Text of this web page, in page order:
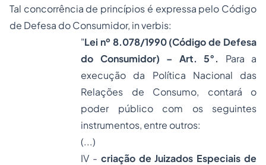
Tal concorrência de princípios é expressa pelo Código
de Defesa do Consumidor, in verbis:
"Lei nº 8.078/1990 (Código de Defesa
do Consumidor) – Art. 5°. Para a
execução da Política Nacional das
Relações de Consumo, contará o
poder público com os seguintes
instrumentos, entre outros:
(...)
IV - criação de Juizados Especiais de